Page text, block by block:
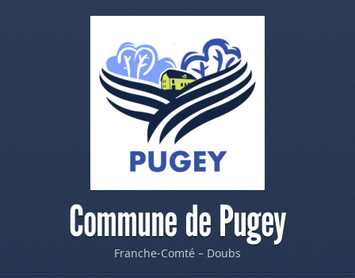
Commune de Pugey
Franche-Comté – Doubs